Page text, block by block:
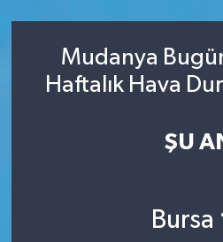
Mudanya
Haftalık Hava
ŞU
Bursa
Süper Lig Puan Durumu